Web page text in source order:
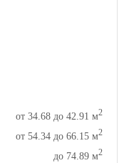
от 34.68 до 42.91 м2
от 54.34 до 66.15 м2
до 74.89 м2